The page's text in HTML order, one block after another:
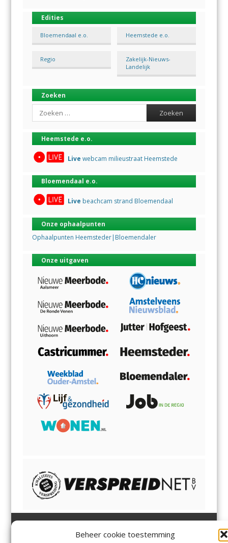
Beheer cookie toestemming
Edities
Bloemendaal e.o. Heemstede e.o.
Regio
Zakelijk-Nieuws-
Landelijk
Zoeken
Search
Heemstede e.o.
Live webcam milieustraat Heemstede
Bloemendaal e.o.
Live beachcam strand Bloemendaal
Onze ophaalpunten
Ophaalpunten Heemsteder|Bloemendaler
Onze uitgaven